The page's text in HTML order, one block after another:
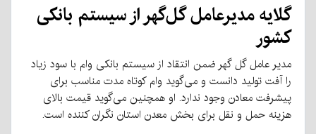
گلایه مدیرعامل گل‌گهر از سیستم بانکی
کشور
مدیر عامل گل گهر ضمن انتقاد از سیستم بانکی وام با سود زیاد
را آفت تولید دانست و می‌گوید وام کوتاه مدت مناسب برای
پیشرفت معادن وجود ندارد. او همچنین می‌گوید قیمت بالای
هزینه حمل و نقل برای بخش معدن استان نگران کننده است.